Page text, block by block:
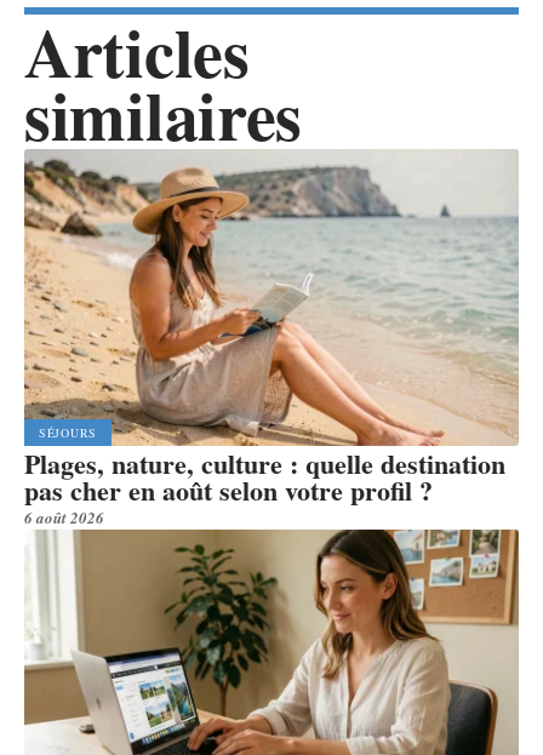
Articles
similaires
SÉJOURS
Plages, nature, culture : quelle destination
pas cher en août selon votre profil ?
6 août 2026